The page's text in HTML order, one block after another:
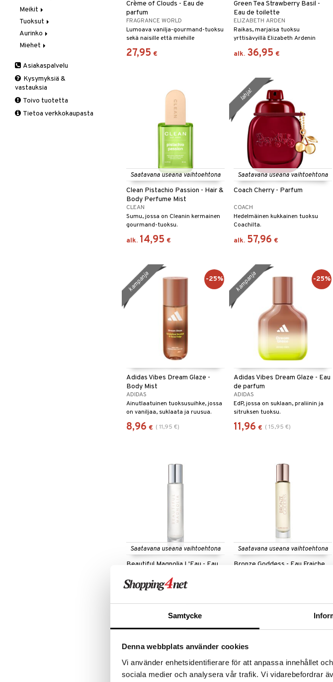
Samtycke
Denna webbplats använder cookies
Vi använder enhetsidentifierare för att anpassa innehållet
sociala medier och analysera vår trafik. Vi vidarebefordrar
Crème of Clouds - Eau de
parfum
FRAGRANCE WORLD
Lumoava vanilja-gourmand-tuoksu
sekä naisille että miehille
27,95 €
Green Tea Strawberry Basil -
Eau de toilette
ELIZABETH ARDEN
Raikas, marjaisa tuoksu
yrttisävyillä Elizabeth Ardenin
signeeraamana.
alk. 36,95 €
Saatavana useana vaihtoehtona
Clean Pistachio Passion - Hair &
Body Perfume Mist
CLEAN
Sumu, jossa on Cleanin kermainen
gourmand-tuoksu.
alk. 14,95 €
Saatavana useana vaihtoehtona
Coach Cherry - Parfum
COACH
Hedelmäinen kukkainen tuoksu
Coachilta.
alk. 57,96 €
lahja!
Adidas Vibes Dream Glaze -
Body Mist
ADIDAS
Ainutlaatuinen tuoksusuihke, jossa
on vaniljaa, suklaata ja ruusua.
8,96 € ( 11,95 €)
kampanja -25%
Adidas Vibes Dream Glaze - Eau
de parfum
ADIDAS
EdP, jossa on suklaan, praliinin ja
sitruksen tuoksu.
11,96 € ( 15,95 €)
kampanja -25%
Saatavana useana vaihtoehtona
Beautiful Magnolia L'Eau - Eau
ESTÉE LAUDER
Kukikas myskinen tuoksu Estée
€
Saatavana useana vaihtoehtona
Bronze Goddess - Eau Fraiche
Vaihe 2: Kirkastus
Vaihe 3: Kosteutus
Käsien- ja Vartalonhoito
Kosteudenhoito
Kuorinta ja naamiot
Puhdistus
Silmien/Huulten Hoito
Meikit
Huulikiilto
Huulipuna
Huultenrajausväri
Luomiväri
Meikkisiveltmit
Peitevoide
Pohjustusvoide
Tuoksut
Aromatics Elixir
Calyx
Clinique Happy For Men
Aurinko
Aurinkosuoja
Miehet
Ironhoito
Kirkastus
Parranajo &
Ihonpuhdistus
Asiakaspalvelu
Kysymyksiä &
vastauksia
Toivo tuotetta
Tietoa verkkokaupasta